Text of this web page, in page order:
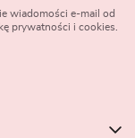
wiadomości e-mail od
prywatności i cookies.